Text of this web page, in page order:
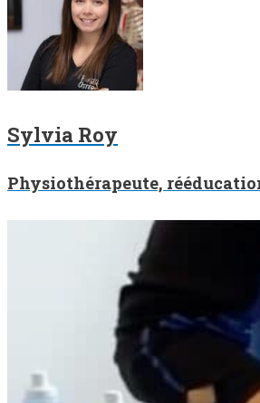
Sylvia Roy
Physiothérapeute,